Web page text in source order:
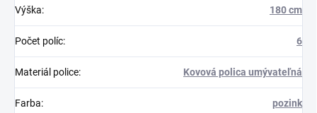
Výška: 180 cm
Počet políc: 6
Materiál police: Kovová polica umývateľná
Farba: pozink